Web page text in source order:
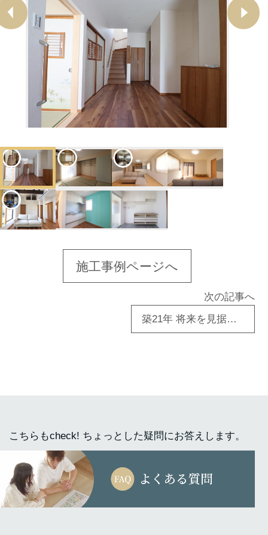
施工事例ページへ
次の記事へ
築21年 将来を見据えた2世帯住宅
こちらもcheck! ちょっとした疑問にお答えします。